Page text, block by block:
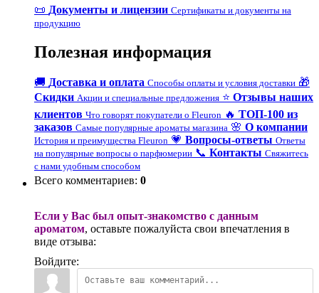
📜 Документы и лицензии Сертификаты и документы на
продукцию
Полезная информация
🚚 Доставка и оплата Способы оплаты и условия доставки 🎁
Скидки Акции и специальные предложения ⭐ Отзывы наших
клиентов Что говорят покупатели о Fleuron 🔥 ТОП-100 из
заказов Самые популярные ароматы магазина 🌸 О компании
История и преимущества Fleuron 💗 Вопросы-ответы Ответы
на популярные вопросы о парфюмерии 📞 Контакты Свяжитесь
с нами удобным способом
Всего комментариев: 0
Если у Вас был опыт-знакомство с данным
ароматом, оставьте пожалуйста свои впечатления в
виде отзыва:
Войдите: